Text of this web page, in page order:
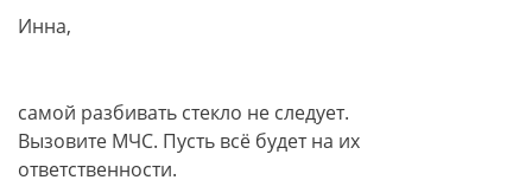
Инна,
самой разбивать стекло не следует.
Вызовите МЧС. Пусть всё будет на их
ответственности.